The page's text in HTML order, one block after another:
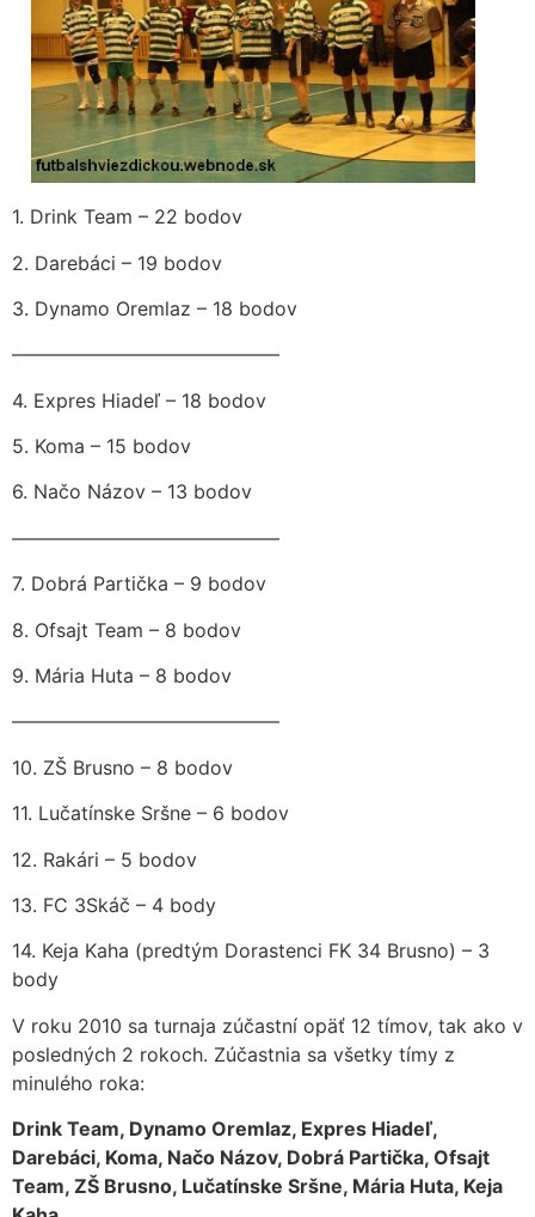
1. Drink Team – 22 bodov
2. Darebáci – 19 bodov
3. Dynamo Oremlaz – 18 bodov
——————————————
4. Expres Hiadeľ – 18 bodov
5. Koma – 15 bodov
6. Načo Názov – 13 bodov
——————————————
7. Dobrá Partička – 9 bodov
8. Ofsajt Team – 8 bodov
9. Mária Huta – 8 bodov
——————————————
10. ZŠ Brusno – 8 bodov
11. Lučatínske Sršne – 6 bodov
12. Rakári – 5 bodov
13. FC 3Skáč – 4 body
14. Keja Kaha (predtým Dorastenci FK 34 Brusno) – 3
body
V roku 2010 sa turnaja zúčastní opäť 12 tímov, tak ako v
posledných 2 rokoch. Zúčastnia sa všetky tímy z
minulého roka:
Drink Team, Dynamo Oremlaz, Expres Hiadeľ,
Darebáci, Koma, Načo Názov, Dobrá Partička, Ofsajt
Team, ZŠ Brusno, Lučatínske Sršne, Mária Huta, Keja